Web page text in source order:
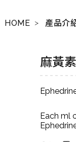
HOME 產品介
麻黃
Each ml